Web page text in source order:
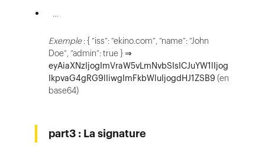
…
Exemple: { “iss”: “ekino.com”, “name”: “John
Doe”, “admin”: true } ⇒
eyAiaXNzIjogImVraW5vLmNvbSIsICJuYW1lIjog
IkpvaG4gRG9lIiwgImFkbWluIjogdHJ1ZSB9 (en
base64)
part3 : La signature